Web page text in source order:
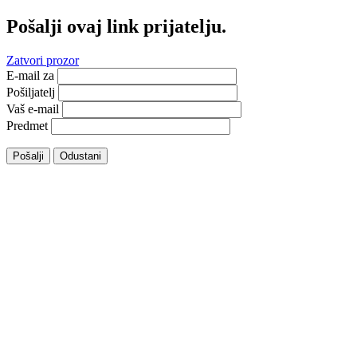
Pošalji ovaj link prijatelju.
Zatvori prozor
E-mail za
Pošiljatelj
Vaš e-mail
Predmet
Pošalji Odustani